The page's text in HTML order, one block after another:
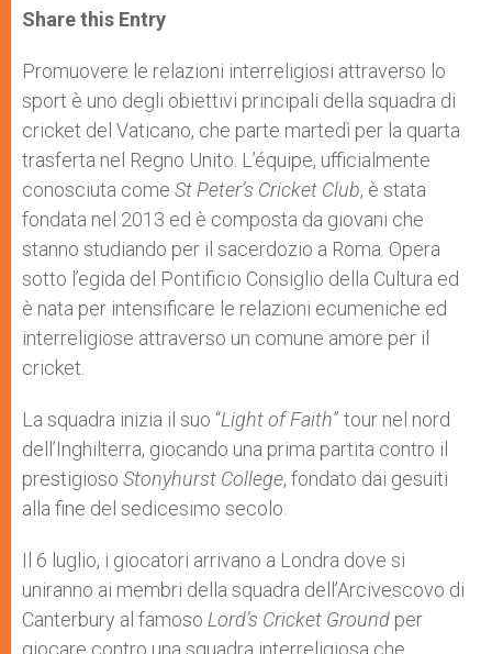
t
s
p
p
s
e
g
e
r
e
b
o
k
r
Share this Entry
Promuovere le relazioni interreligiosi attraverso lo
sport è uno degli obiettivi principali della squadra di
cricket del Vaticano, che parte martedì per la quarta
trasferta nel Regno Unito. L’équipe, ufficialmente
conosciuta come St Peter’s Cricket Club, è stata
fondata nel 2013 ed è composta da giovani che
stanno studiando per il sacerdozio a Roma. Opera
sotto l’egida del Pontificio Consiglio della Cultura ed
è nata per intensificare le relazioni ecumeniche ed
interreligiose attraverso un comune amore per il
cricket.
La squadra inizia il suo “Light of Faith” tour nel nord
dell’Inghilterra, giocando una prima partita contro il
prestigioso Stonyhurst College, fondato dai gesuiti
alla fine del sedicesimo secolo.
Il 6 luglio, i giocatori arrivano a Londra dove si
uniranno ai membri della squadra dell’Arcivescovo di
Canterbury al famoso Lord’s Cricket Ground per
giocare contro una squadra interreligiosa che